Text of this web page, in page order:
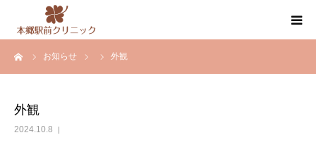
お知らせ 外観
外観
2024.10.8
クリニック案内